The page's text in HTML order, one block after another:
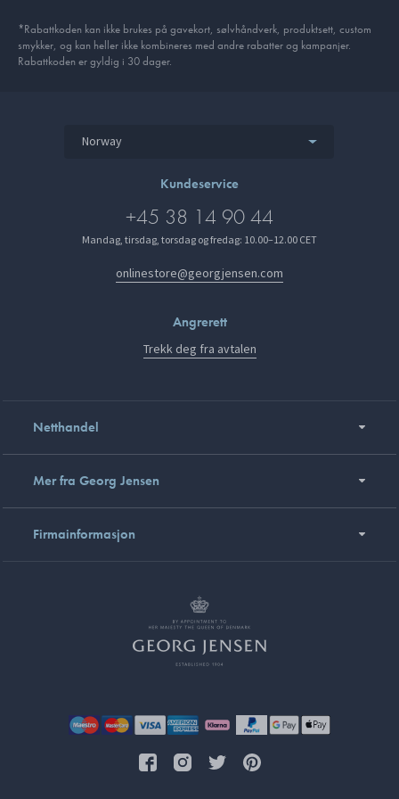
*Rabattkoden kan ikke brukes på gavekort, sølvhåndverk, produkt­sett, custom
smykker, og kan heller ikke kombineres med andre rabatter og kampanjer.
Rabattkoden er gyldig i 30 dager.
Norway
Kundeservice
+45 38 14 90 44
Mandag, tirsdag, torsdag og fredag: 10.00–12.00 CET
onlinestore@georgjensen.com
Angrerett
Trekk deg fra avtalen
Netthandel
Mer fra Georg Jensen
Firmainformasjon